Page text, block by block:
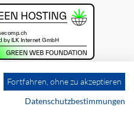
Fortfahren, ohne zu akzeptieren
Datenschutzbestimmungen